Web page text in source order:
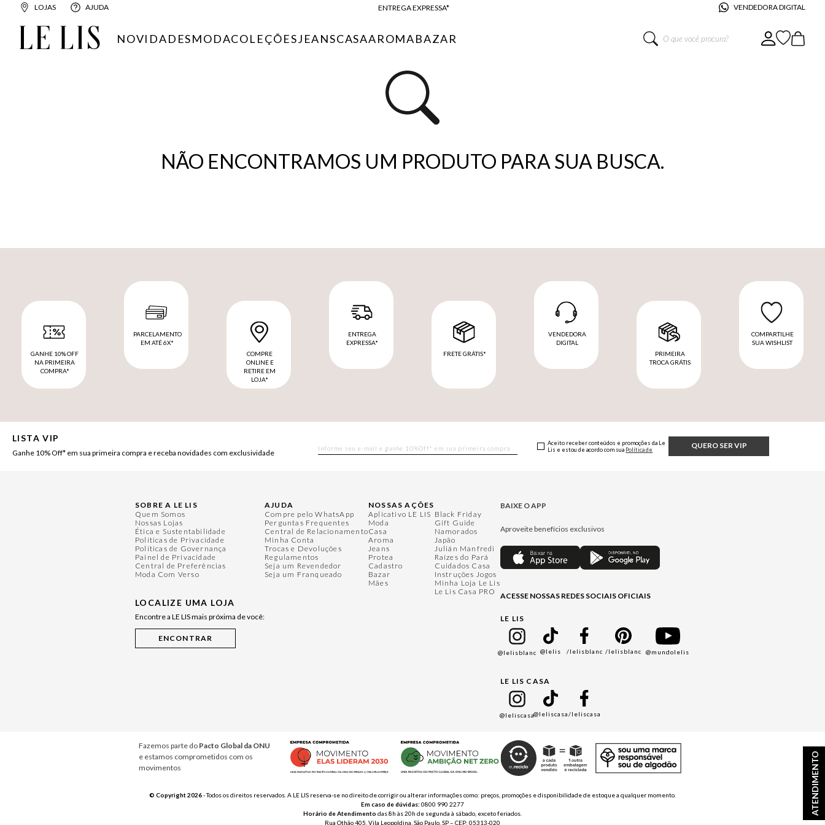
LOJAS AJUDA
FRETE GRÁTIS*
10% OFF NA PRIMEIRA COMPRA*
VENDEDORA DIGITAL
ATENDIMENTO
NOVIDADESMODACOLEÇÕESJEANSCASAAROMABAZAR
O que você procura?
NÃO ENCONTRAMOS UM PRODUTO PARA SUA BUSCA.
GANHE 10% OFF
NA PRIMEIRA
COMPRA*
PARCELAMENTO
EM ATÉ 6X*
COMPRE
ONLINE E
RETIRE EM
LOJA*
ENTREGA
EXPRESSA*
FRETE GRÁTIS*
VENDEDORA
DIGITAL
PRIMEIRA
TROCA GRÁTIS
COMPARTILHE
SUA WISHLIST
LISTA VIP
Ganhe 10% Off* em sua primeira compra e receba novidades com exclusividade
QUERO SER VIP
Aceito receber conteúdos e promoções da Le
Lis e estou de acordo com sua Política de
SOBRE A LE LIS
Quem Somos
Nossas Lojas
Ética e Sustentabilidade
Políticas de Privacidade
Políticas de Governança
Painel de Privacidade
Central de Preferências
Moda Com Verso
LOCALIZE UMA LOJA
Encontre a LE LIS mais próxima de você:
AJUDA
Compre pelo WhatsApp
Perguntas Frequentes
Central de Relacionamento
Minha Conta
Trocas e Devoluções
Regulamentos
Seja um Revendedor
Seja um Franqueado
NOSSAS AÇÕES
Aplicativo LE LIS
Moda
Casa
Aroma
Jeans
Protea
Cadastro
Bazar
Mães
Black Friday
Gift Guide
Namorados
Japão
Julián Manfredi
Raízes do Pará
Cuidados Casa
Instruções Jogos
Minha Loja Le Lis
Le Lis Casa PRO
BAIXE O APP
Aproveite benefícios exclusivos
ACESSE NOSSAS REDES SOCIAIS OFICIAIS
LE LIS
@lelisblanc @lelis /lelisblanc /lelisblanc @mundolelis
LE LIS CASA
@leliscasa@leliscasa/leliscasa
Fazemos parte do Pacto Global da ONU
e estamos comprometidos com os
movimentos
© Copyright 2026- Todos os direitos reservados. A LE LIS reserva-se no direito de corrigir ou alterar informações como: preços, promoções e disponibilidade de estoque a qualquer momento.
Em caso de dúvidas: 0800 990 2277
Horário de Atendimento das 8h às 20h de segunda à sábado, exceto feriados.
Rua Othão 405, Vila Leopoldina, São Paulo, SP – CEP: 05313-020